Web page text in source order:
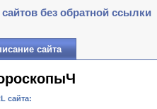
без обратной ссылки
сайта
сайта: